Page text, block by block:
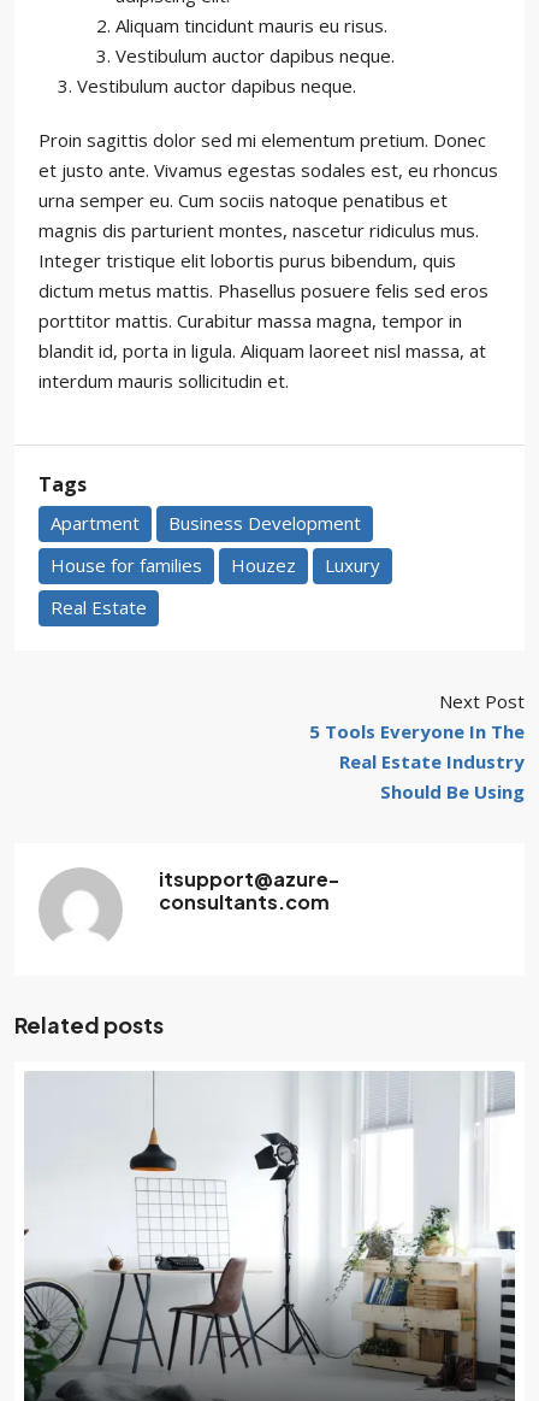
Aliquam tincidunt mauris eu risus.
Vestibulum auctor dapibus neque.
Vestibulum auctor dapibus neque.
Proin sagittis dolor sed mi elementum pretium. Donec
et justo ante. Vivamus egestas sodales est, eu rhoncus
urna semper eu. Cum sociis natoque penatibus et
magnis dis parturient montes, nascetur ridiculus mus.
Integer tristique elit lobortis purus bibendum, quis
dictum metus mattis. Phasellus posuere felis sed eros
porttitor mattis. Curabitur massa magna, tempor in
blandit id, porta in ligula. Aliquam laoreet nisl massa, at
interdum mauris sollicitudin et.
Tags
Apartment
Business Development
House for families
Houzez
Luxury
Real Estate
Next Post
5 Tools Everyone In The
Real Estate Industry
Should Be Using
itsupport@azure-
consultants.com
Related posts